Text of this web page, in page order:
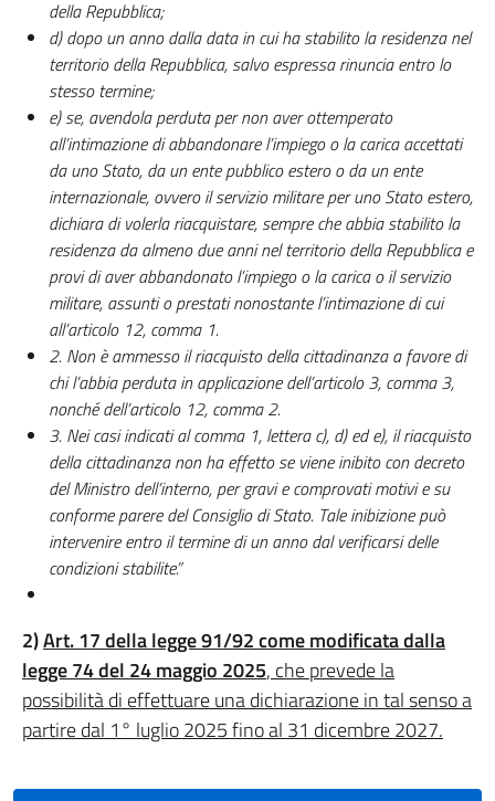
della Repubblica;
d) dopo un anno dalla data in cui ha stabilito la residenza nel
territorio della Repubblica, salvo espressa rinuncia entro lo
stesso termine;
e) se, avendola perduta per non aver ottemperato
all’intimazione di abbandonare l’impiego o la carica accettati
da uno Stato, da un ente pubblico estero o da un ente
internazionale, ovvero il servizio militare per uno Stato estero,
dichiara di volerla riacquistare, sempre che abbia stabilito la
residenza da almeno due anni nel territorio della Repubblica e
provi di aver abbandonato l’impiego o la carica o il servizio
militare, assunti o prestati nonostante l’intimazione di cui
all’articolo 12, comma 1.
2. Non è ammesso il riacquisto della cittadinanza a favore di
chi l’abbia perduta in applicazione dell’articolo 3, comma 3,
nonché dell’articolo 12, comma 2.
3. Nei casi indicati al comma 1, lettera c), d) ed e), il riacquisto
della cittadinanza non ha effetto se viene inibito con decreto
del Ministro dell’interno, per gravi e comprovati motivi e su
conforme parere del Consiglio di Stato. Tale inibizione può
intervenire entro il termine di un anno dal verificarsi delle
condizioni stabilite.”
2)Art. 17 della legge 91/92 come modificata dalla
legge 74 del 24 maggio 2025, che prevede la
possibilità di effettuare una dichiarazione in tal senso a
partire dal 1° luglio 2025 fino al 31 dicembre 2027.